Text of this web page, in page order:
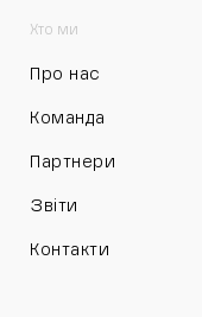
Хто ми
Про нас
Команда
Партнери
Звіти
Контакти